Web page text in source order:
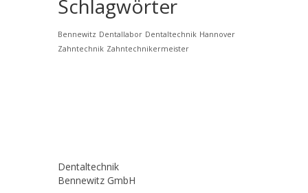
Schlagwörter
Bennewitz Dentallabor Dentaltechnik Hannover
Zahntechnik Zahntechnikermeister
Dentaltechnik
Bennewitz GmbH